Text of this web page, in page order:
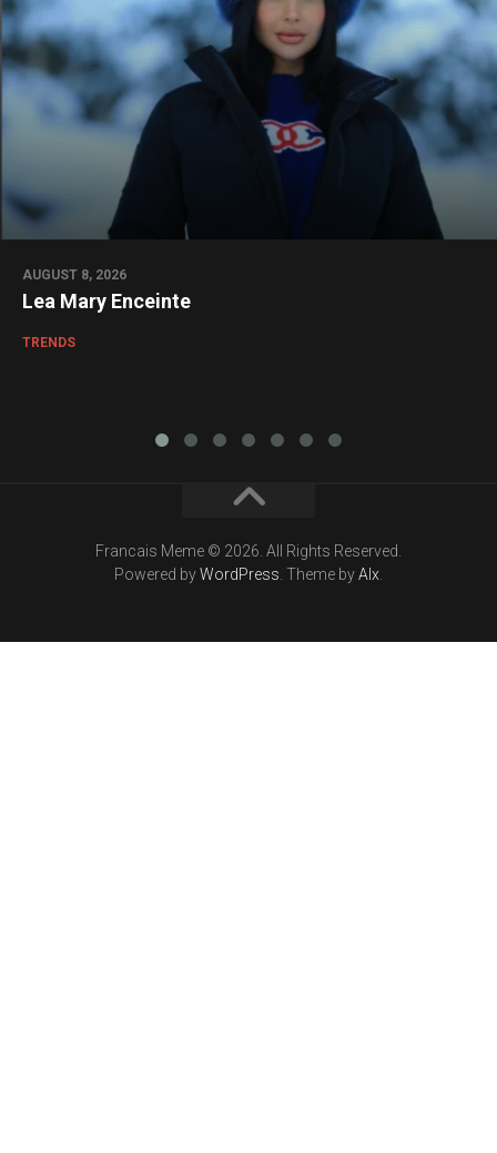
AUGUST 8, 2026
Lea Mary Enceinte
TRENDS
Francais Meme © 2026. All Rights Reserved.
Powered byWordPress . Theme byAlx